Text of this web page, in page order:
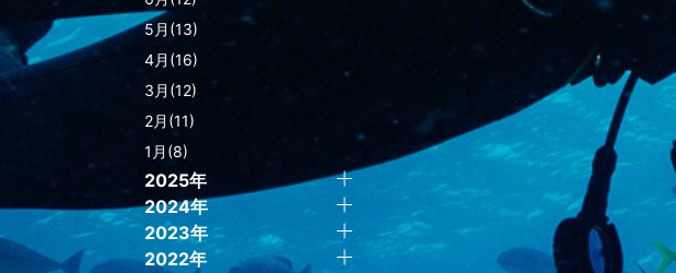
5月(13)
4月(16)
3月(12)
2月(11)
1月(8)
2025年
2024年
2023年
2022年